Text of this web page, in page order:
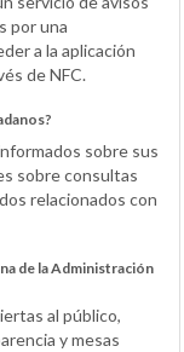
por una
a la aplicación
de NFC.
sobre sus
sobre consultas
relacionados con
de la Administración
al público,
y mesas